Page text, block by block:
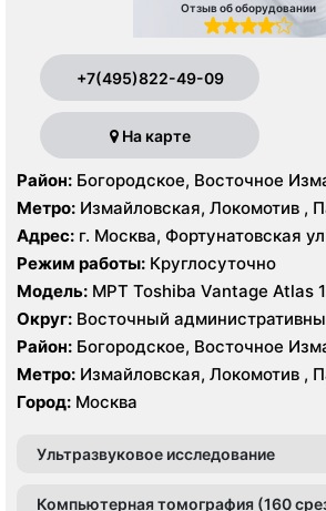
Отзыв об оборудовании
+7(495)822-49-09
На карте
Район: Богородское, Восточное
Измайлово, Соколиная Гора
Метро: Измайловская, Локомотив ,
Преображенская площадь,
Адрес: г. Москва, Фортунатовская
Режим работы: Круглосуточно
Модель: МРТ Toshiba Vantage Atlas
Aquilion Prime 160 срезов, Toshiba
срезов, Body Tom 32 среза УЗИ GE
9
Округ: Восточный
Район: Богородское, Восточное
Измайлово, Соколиная Гора
Метро: Измайловская, Локомотив ,
Преображенская площадь,
Город: Москва
Ультразвуковое исследование
Компьютерная томография (160